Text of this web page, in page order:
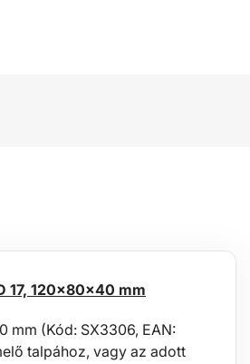
17, 120x80x40 mm
mm (Kód: SX3306, EAN:
talpához, vagy az adott